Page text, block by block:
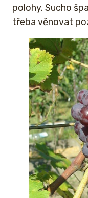
polohy. Sucho
třeba věnovat